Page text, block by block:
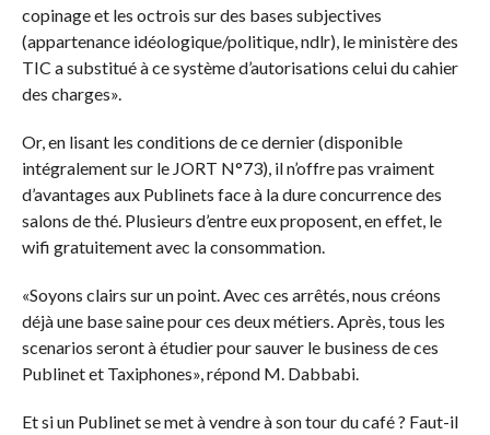
copinage et les octrois sur des bases subjectives
(appartenance idéologique/politique, ndlr), le ministère des
TIC a substitué à ce système d’autorisations celui du cahier
des charges».
Or, en lisant les conditions de ce dernier (disponible
intégralement sur le JORT N°73), il n’offre pas vraiment
d’avantages aux Publinets face à la dure concurrence des
salons de thé. Plusieurs d’entre eux proposent, en effet, le
wifi gratuitement avec la consommation.
«Soyons clairs sur un point. Avec ces arrêtés, nous créons
déjà une base saine pour ces deux métiers. Après, tous les
scenarios seront à étudier pour sauver le business de ces
Publinet et Taxiphones», répond M. Dabbabi.
Et si un Publinet se met à vendre à son tour du café ? Faut-il